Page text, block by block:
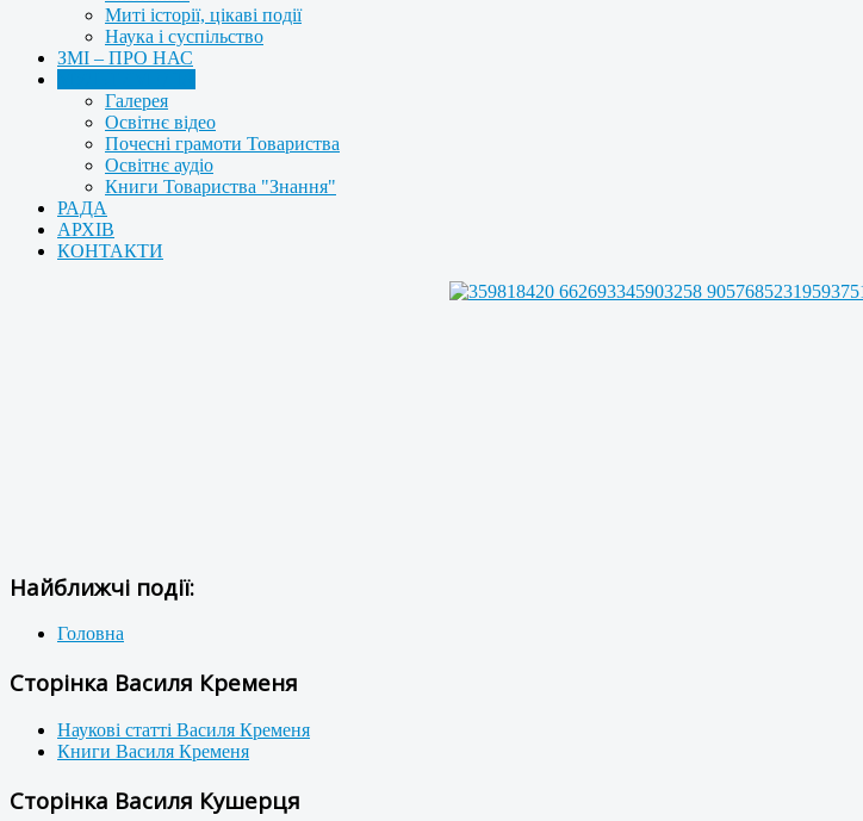
Миті історії, цікаві події
Наука і суспільство
ЗМІ – ПРО НАС
Галерея
Освітнє відео
Почесні грамоти Товариства
Освітнє аудіо
Книги Товариства "Знання"
РАДА
АРХІВ
КОНТАКТИ
Найближчі події:
Головна
Сторінка Василя Кременя
Наукові статті Василя Кременя
Книги Василя Кременя
Сторінка Василя Кушерця